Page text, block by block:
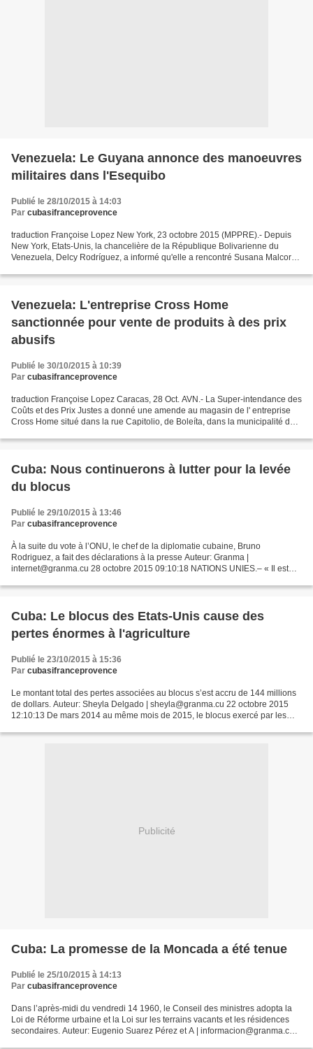
Venezuela: Le Guyana annonce des manoeuvres
militaires dans l'Esequibo
Publié le 28/10/2015 à 14:03
Par cubasifranceprovence
traduction Françoise Lopez New York, 23 octobre 2015 (MPPRE).- Depuis
New York, Etats-Unis, la chancelière de la République Bolivarienne du
Venezuela, Delcy Rodríguez, a informé qu'elle a rencontré Susana Malcorra,
Venezuela: L'entreprise Cross Home
sanctionnée pour vente de produits à des prix
abusifs
Publié le 30/10/2015 à 10:39
Par cubasifranceprovence
traduction Françoise Lopez Caracas, 28 Oct. AVN.- La Super-intendance des
Coûts et des Prix Justes a donné une amende au magasin de l' entreprise
Cross Home situé dans la rue Capitolio, de Boleíta, dans la municipalité de
Cuba: Nous continuerons à lutter pour la levée
du blocus
Publié le 29/10/2015 à 13:46
Par cubasifranceprovence
À la suite du vote à l’ONU, le chef de la diplomatie cubaine, Bruno
Rodriguez, a fait des déclarations à la presse Auteur: Granma |
internet@granma.cu 28 octobre 2015 09:10:18 NATIONS UNIES.– « Il est
Cuba: Le blocus des Etats-Unis cause des
pertes énormes à l'agriculture
Publié le 23/10/2015 à 15:36
Par cubasifranceprovence
Le montant total des pertes associées au blocus s’est accru de 144 millions
de dollars. Auteur: Sheyla Delgado | sheyla@granma.cu 22 octobre 2015
12:10:13 De mars 2014 au même mois de 2015, le blocus exercé par les
Publicité
Cuba: La promesse de la Moncada a été tenue
Publié le 25/10/2015 à 14:13
Par cubasifranceprovence
Dans l’après-midi du vendredi 14 1960, le Conseil des ministres adopta la
Loi de Réforme urbaine et la Loi sur les terrains vacants et les résidences
secondaires. Auteur: Eugenio Suarez Pérez et A | informacion@granma.cu